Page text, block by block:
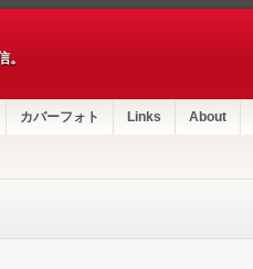
カバーフォト Links About